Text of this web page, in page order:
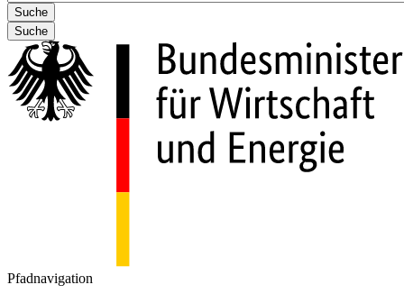
Suche
Pfadnavigation